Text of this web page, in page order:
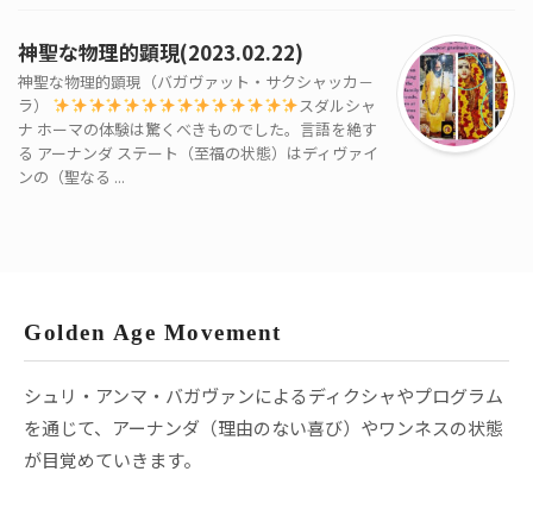
神聖な物理的顕現(2023.02.22)
神聖な物理的顕現（バガヴァット・サクシャッカ－
ラ）
スダルシャ
ナ ホーマの体験は驚くべきものでした。言語を絶す
る アーナンダ ステート（至福の状態）はディヴァイ
ンの（聖なる ...
Golden Age Movement
シュリ・アンマ・バガヴァンによるディクシャやプログラム
を通じて、アーナンダ（理由のない喜び）やワンネスの状態
が目覚めていきます。